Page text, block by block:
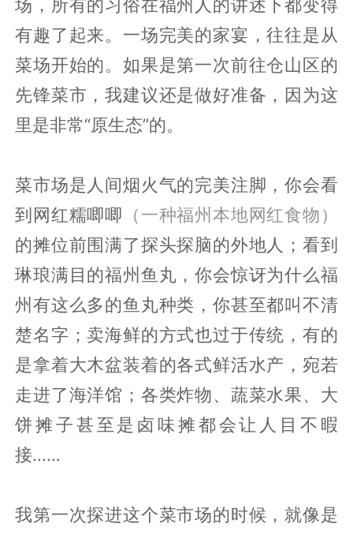
场，所有的习俗在福州人的讲述下都变得
有趣了起来。一场完美的家宴，往往是从
菜场开始的。如果是第一次前往仓山区的
先锋菜市，我建议还是做好准备，因为这
里是非常“原生态”的。
菜市场是人间烟火气的完美注脚，你会看
到网红糯唧唧 （一种福州本地网红食物）
的摊位前围满了探头探脑的外地人；看到
琳琅满目的福州鱼丸，你会惊讶为什么福
州有这么多的鱼丸种类，你甚至都叫不清
楚名字；卖海鲜的方式也过于传统，有的
是拿着大木盆装着的各式鲜活水产，宛若
走进了海洋馆；各类炸物、蔬菜水果、大
饼摊子甚至是卤味摊都会让人目不暇
接……
我第一次探进这个菜市场的时候，就像是